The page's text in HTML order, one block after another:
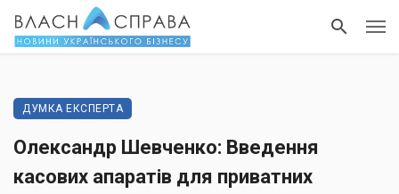
ДУМКА ЕКСПЕРТА
Олександр Шевченко: Введення
касових апаратів для приватних